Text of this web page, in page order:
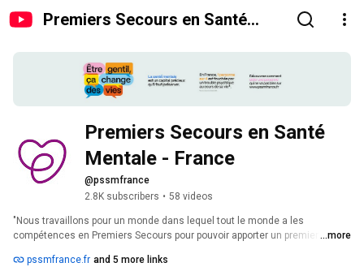
Premiers Secours en Santé
Premiers Secours en Santé
Mentale - France
@pssmfrance
2.8K subscribers • 58 videos
"Nous travaillons pour un monde dans lequel tout le monde a les
compétences en Premiers Secours pour pouvoir apporter un premier
...more
pssmfrance.fr and 5 more links